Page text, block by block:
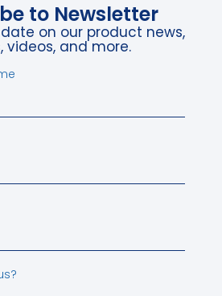
to Newsletter
on our product news,
videos, and more.